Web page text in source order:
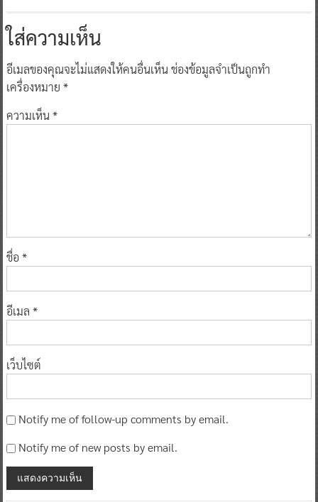
ใส่ความเห็น
อีเมลของคุณจะไม่แสดงให้คนอื่นเห็นช่องข้อมูลจำเป็นถูกทำ
เครื่องหมาย *
ความเห็น*
ชื่อ *
อีเมล *
เว็บไซต์
Notify me of follow-up comments by email.
Notify me of new posts by email.